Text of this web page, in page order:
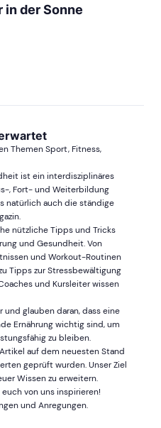
in der Sonne
Themen Sport, Fitness,
ist ein interdisziplinäres
, Fort- und Weiterbildung
natürlich auch die ständige
nützliche Tipps und Tricks
und Gesundheit. Von
und Workout-Routinen
Tipps zur Stressbewältigung
und Kursleiter wissen
glauben daran, dass eine
Ernährung wichtig sind, um
zu bleiben.
auf dem neuesten Stand
geprüft wurden. Unser Ziel
Wissen zu erweitern.
von uns inspirieren!
und Anregungen.